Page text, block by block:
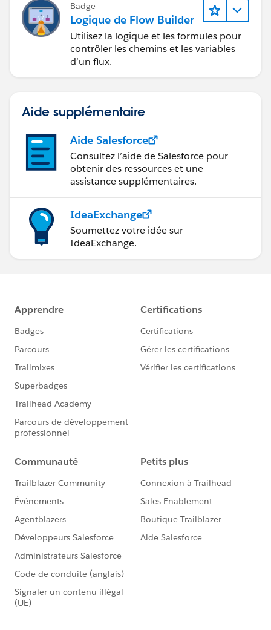
Badge
Logique de Flow Builder
Utilisez la logique et les formules pour
contrôler les chemins et les variables
d’un flux.
Aide supplémentaire
Aide Salesforce
Consultez l’aide de Salesforce pour
obtenir des ressources et une
assistance supplémentaires.
IdeaExchange
Soumettez votre idée sur
IdeaExchange.